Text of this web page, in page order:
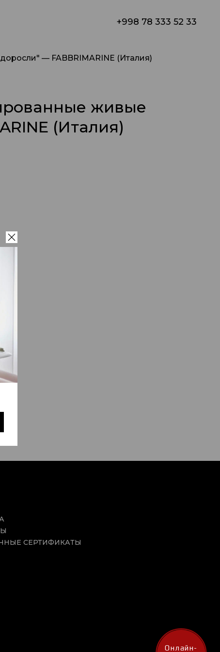
+998 78 333 52 33
— FABBRIMARINE (Италия)
живые
(Италия)
СЕРТИФИКАТЫ
Онлайн-